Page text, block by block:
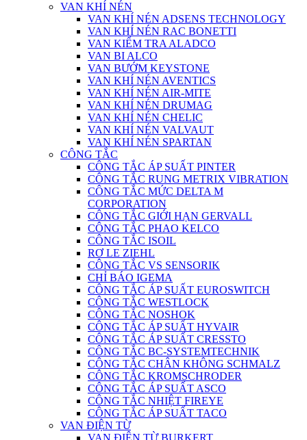
VAN KHÍ NÉN
VAN KHÍ NÉN ADSENS TECHNOLOGY
VAN KHÍ NÉN RAC BONETTI
VAN KIỂM TRA ALADCO
VAN BI ALCO
VAN BƯỚM KEYSTONE
VAN KHÍ NÉN AVENTICS
VAN KHÍ NÉN AIR-MITE
VAN KHÍ NÉN DRUMAG
VAN KHÍ NÉN CHELIC
VAN KHÍ NÉN VALVAUT
VAN KHÍ NÉN SPARTAN
CÔNG TẮC
CÔNG TẮC ÁP SUẤT PINTER
CÔNG TẮC RUNG METRIX VIBRATION
CÔNG TẮC MỨC DELTA M
CORPORATION
CÔNG TẮC GIỚI HẠN GERVALL
CÔNG TẮC PHAO KELCO
CÔNG TẮC ISOIL
RƠ LE ZIEHL
CÔNG TẮC VS SENSORIK
CHỈ BÁO IGEMA
CÔNG TẮC ÁP SUẤT EUROSWITCH
CÔNG TẮC WESTLOCK
CÔNG TẮC NOSHOK
CÔNG TẮC ÁP SUẤT HYVAIR
CÔNG TẮC ÁP SUẤT CRESSTO
CÔNG TẮC BC-SYSTEMTECHNIK
CÔNG TẮC CHÂN KHÔNG SCHMALZ
CÔNG TẮC KROMSCHRODER
CÔNG TẮC ÁP SUẤT ASCO
CÔNG TẮC NHIỆT FIREYE
CÔNG TẮC ÁP SUẤT TACO
VAN ĐIỆN TỪ
VAN ĐIỆN TỪ BURKERT